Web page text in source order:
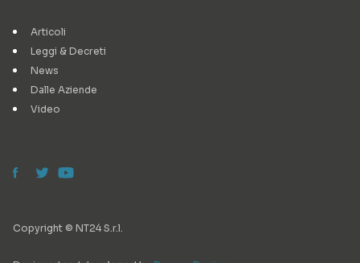
Articoli
Leggi & Decreti
News
Dalle Aziende
Video
Copyright © NT24 S.r.l.